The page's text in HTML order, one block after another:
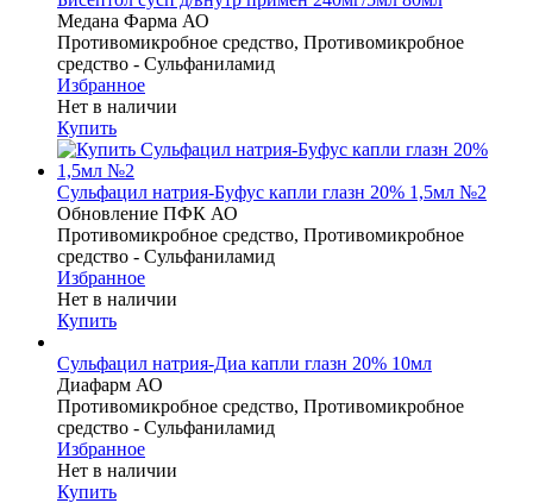
Медана Фарма АО
Противомикробное средство, Противомикробное
средство - Сульфаниламид
Избранное
Нет в наличии
Купить
Сульфацил натрия-Буфус капли глазн 20% 1,5мл №2
Обновление ПФК АО
Противомикробное средство, Противомикробное
средство - Сульфаниламид
Избранное
Нет в наличии
Купить
Сульфацил натрия-Диа капли глазн 20% 10мл
Диафарм АО
Противомикробное средство, Противомикробное
средство - Сульфаниламид
Избранное
Нет в наличии
Купить